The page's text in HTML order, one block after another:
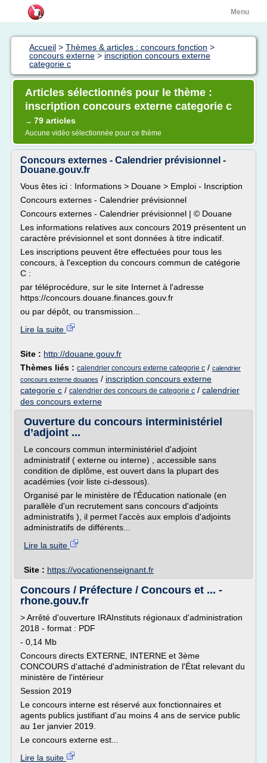
Menu
Accueil > Thèmes & articles : concours fonction >
concours externe > inscription concours externe
categorie c
Articles sélectionnés pour le thème :
inscription concours externe categorie c
→ 79 articles
Aucune vidéo sélectionnée pour ce thème
Concours externes - Calendrier prévisionnel -
Douane.gouv.fr
Vous êtes ici : Informations > Douane > Emploi - Inscription
Concours externes - Calendrier prévisionnel
Concours externes - Calendrier prévisionnel | © Douane
Les informations relatives aux concours 2019 présentent un
caractère prévisionnel et sont données à titre indicatif.
Les inscriptions peuvent être effectuées pour tous les
concours, à l'exception du concours commun de catégorie
C :
par téléprocédure, sur le site Internet à l'adresse
https://concours.douane.finances.gouv.fr
ou par dépôt, ou transmission...
Lire la suite
Site : http://douane.gouv.fr
Thèmes liés : calendrier concours externe categorie c / calendrier
concours externe douanes / inscription concours externe
categorie c / calendrier des concours de categorie c / calendrier
des concours externe
Ouverture du concours interministériel
d’adjoint ...
Le concours commun interministériel d'adjoint
administratif ( externe ou interne) , accessible sans
condition de diplôme, est ouvert dans la plupart des
académies (voir liste ci-dessous).
Organisé par le ministère de l'Éducation nationale (en
parallèle d'un recrutement sans concours d'adjoints
administratifs ), il permet l'accès aux emplois d'adjoints
administratifs de différents...
Lire la suite
Site : https://vocationenseignant.fr
Concours / Préfecture / Concours et ... -
rhone.gouv.fr
> Arrêté d'ouverture IRAInstituts régionaux d'administration
2018 - format : PDF
- 0,14 Mb
Concours directs EXTERNE, INTERNE et 3ème
CONCOURS d'attaché d'administration de l'État relevant du
ministère de l'intérieur
Session 2019
Le concours interne est réservé aux fonctionnaires et
agents publics justifiant d'au moins 4 ans de service public
au 1er janvier 2019.
Le concours externe est...
Lire la suite